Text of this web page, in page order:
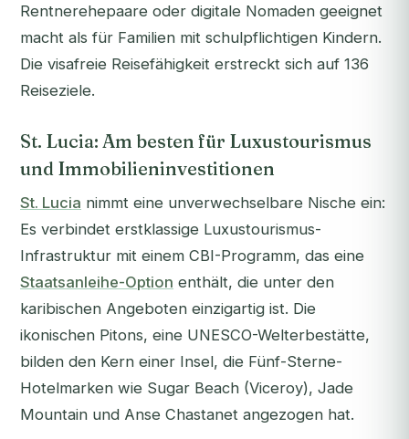
Rentnerehepaare oder digitale Nomaden geeignet
macht als für Familien mit schulpflichtigen Kindern.
Die visafreie Reisefähigkeit erstreckt sich auf 136
Reiseziele.
St. Lucia: Am besten für Luxustourismus
und Immobilieninvestitionen
St. Lucia nimmt eine unverwechselbare Nische ein:
Es verbindet erstklassige Luxustourismus-
Infrastruktur mit einem CBI-Programm, das eine
Staatsanleihe-Option enthält, die unter den
karibischen Angeboten einzigartig ist. Die
ikonischen Pitons, eine UNESCO-Welterbestätte,
bilden den Kern einer Insel, die Fünf-Sterne-
Hotelmarken wie Sugar Beach (Viceroy), Jade
Mountain und Anse Chastanet angezogen hat.